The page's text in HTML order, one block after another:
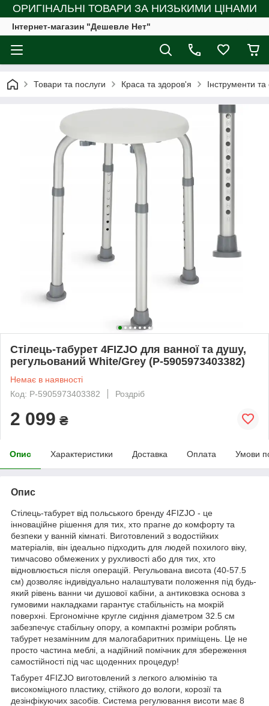
ОРИГІНАЛЬНІ ТОВАРИ ЗА НИЗЬКИМИ ЦІНАМИ
Інтернет-магазин "Дешевле Нет"
Товари та послуги Краса та здоров'я Інструменти
Стілець-табурет 4FIZJO для ванної та душу,
регульований White/Grey (P-5905973403382)
Немає в наявності
Код: P-5905973403382
Роздріб
2 099 ₴
Опис Характеристики Доставка Оплата Умови
Опис
Стілець-табурет від польського бренду 4FIZJO - це
інноваційне рішення для тих, хто прагне до комфорту та
безпеки у ванній кімнаті. Виготовлений з водостійких
матеріалів, він ідеально підходить для людей похилого віку,
тимчасово обмежених у рухливості або для тих, хто
відновлюється після операцій. Регульована висота (40-57.5
см) дозволяє індивідуально налаштувати положення під будь-
який рівень ванни чи душової кабіни, а антиковзка основа з
гумовими накладками гарантує стабільність на мокрій
поверхні. Ергономічне кругле сидіння діаметром 32.5 см
забезпечує стабільну опору, а компактні розміри роблять
табурет незамінним для малогабаритних приміщень. Це не
просто частина меблі, а надійний помічник для збереження
самостійності під час щоденних процедур!
Табурет4FIZJO виготовлений з легкого алюмінію та
високоміцного пластику, стійкого до вологи, корозії та
дезінфікуючих засобів. Система регулювання висоти має 8